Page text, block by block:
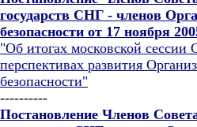
государств СНГ - членов
безопасности от 17 ноября
"Об итогах московской сессии
перспективах развития
безопасности"
----------
Постановление Членов